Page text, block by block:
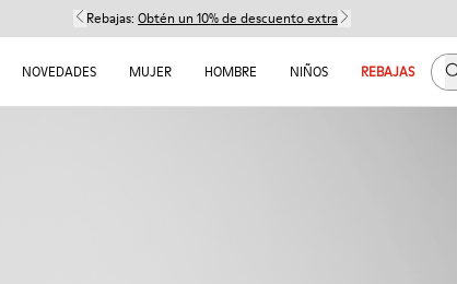
Rebajas: Obtén un 10% de descuento extra
NOVEDADES MUJER HOMBRE NIÑOS REBAJAS